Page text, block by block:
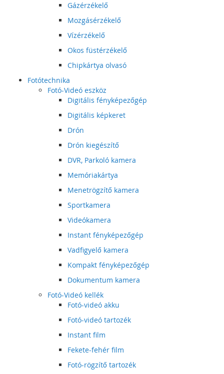
Gázérzékelő
Mozgásérzékelő
Vízérzékelő
Okos füstérzékelő
Chipkártya olvasó
Fotótechnika
Fotó-Videó eszköz
Digitális fényképezőgép
Digitális képkeret
Drón
Drón kiegészítő
DVR, Parkoló kamera
Memóriakártya
Menetrögzítő kamera
Sportkamera
Videókamera
Instant fényképezőgép
Vadfigyelő kamera
Kompakt fényképezőgép
Dokumentum kamera
Fotó-Videó kellék
Fotó-videó akku
Fotó-videó tartozék
Instant film
Fekete-fehér film
Fotó-rögzítő tartozék